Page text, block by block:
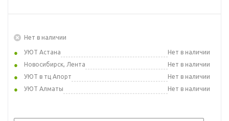
Нет в наличии
УЮТ Астана
Нет в наличии
Новосибирск, Лента
Нет в наличии
УЮТ в тц Апорт
Нет в наличии
УЮТ Алматы
Нет в наличии